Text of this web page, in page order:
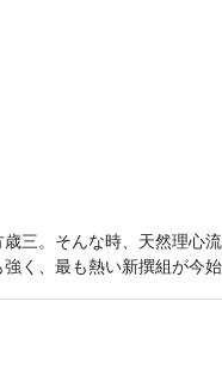
三。そんな時、天然理心
く、最も熱い新撰組が今